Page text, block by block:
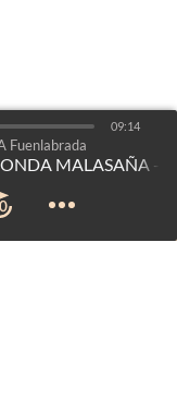
Fuenlabrada
09:14
es un proyecto de:
de la Enseñanza